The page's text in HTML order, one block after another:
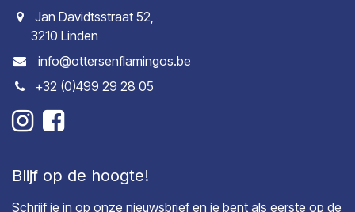
Jan Davidtsstraat 52,
3210 Linden
info@ottersenflamingos.be
+32 (0)499 29 28 05
Blijf op de hoogte!
Schrijf je in op onze nieuwsbrief en je bent als eerste op de